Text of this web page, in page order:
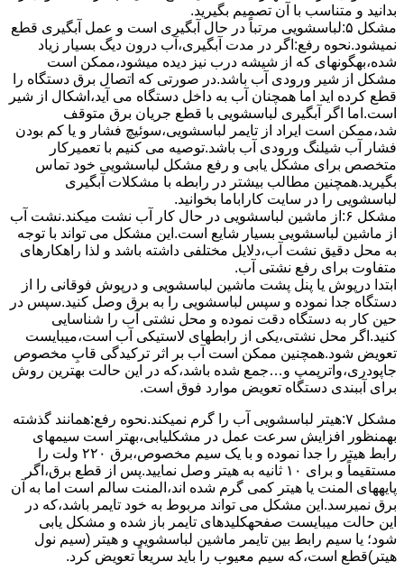
بدانید و متناسب با آن تصمیم بگیرید.
مشکل ۵:لباسشویی مرتباً در ﺣﺎل آﺑﮕﯿﺮی اﺳﺖ و ﻋﻤﻞ آﺑﮕﯿﺮی ﻗﻄﻊ
نمیشود.نحوه رﻓﻊ:اﮔﺮ در ﻣﺪت آﺑﮕﯿﺮی،آب درون دﯾﮓ ﺑﺴﯿﺎر زﯾﺎد
ﺷﺪه،بهگونهای ﮐﻪ از ﺷﯿﺸﻪ درب ﻧﯿﺰ دﯾﺪه میشود،ممکن است
مشکل از شیر ورودی آب باشد.در صورتی که اتصال برق دستگاه را
قطع کرده اید اما همچنان آب به داخل دستگاه می آید،اشکال از شیر
است.اما اگر آبگیری لباسشویی با قطع جریان برق متوقف
شد،ممکن است ایراد از تایمر لباسشویی،سوئیچ فشار و یا کم بودن
فشار آب شیلنگ ورودی آب باشد.توصیه می کنیم با تعمیرکار
متخصص برای مشکل یابی و رفع مشکل لباسشویی خود تماس
بگیرید.همچنین مطالب بیشتر در رابطه با مشکلات آبگیری
لباسشویی را در سایت کاراباما بخوانید.
مشکل ۶:از ﻣﺎﺷﯿﻦ لباسشویی در ﺣﺎل ﮐﺎر آب ﻧﺸﺖ میکند.نشت آب
از ماشین لباسشویی بسیار شایع است.این مشکل می تواند با توجه
به محل دقیق نشت آب،دلایل مختلفی داشته باشد و لذا راهکارهای
متفاوت برای رفع نشتی آب.
ابتدا درپوش یا پنل ﭘﺸﺖ ﻣﺎﺷﯿﻦ لباسشویی و درپوش ﻓﻮﻗﺎﻧﯽ را از
دستگاه ﺟﺪا ﻧﻤﻮده و ﺳﭙﺲ لباسشویی را ﺑﻪ ﺑﺮق وصل ﮐﻨﯿﺪ.سپس در
حین کار به دستگاه دقت نموده و ﻣﺤﻞ نشتی آب را ﺷﻨﺎﺳﺎﯾﯽ
کنید.اﮔﺮ ﻣﺤﻞ نشتی،ﯾﮑﯽ از رابطهای ﻻﺳﺘﯿﮑﯽ آب اﺳﺖ،میبایست
ﺗﻌﻮﯾﺾ شود.همچنین ﻣﻤﮑﻦ اﺳﺖ آب بر اثر ﺗﺮﮐﯿﺪﮔﯽ قابِ ﻣﺨﺼﻮص
ﺟﺎﭘﻮدری،واترپمپ و…جمع شده ﺑﺎﺷﺪ،ﮐﻪ در این حالت بهترین روش
برای آببندی دستگاه ﺗﻌﻮﯾﺾ ﻣﻮارد ﻓﻮق اﺳﺖ.
مشکل ۷:ﻫﯿﺘﺮ لباسشویی آب را ﮔﺮم نمیکند.نحوه رﻓﻊ:ﻫﻤﺎﻧﻨﺪ ﮔﺬﺷﺘﻪ
بهمنظور اﻓﺰاﯾﺶ ﺳﺮﻋﺖ ﻋﻤﻞ در مشکلیابی،بهتر است سیمهای
راﺑﻂ ﻫﯿﺘﺮ را ﺟﺪا ﻧﻤﻮده و ﺑﺎ ﯾﮏ ﺳﯿﻢ ﻣﺨﺼﻮص،برق ۲۲۰ ولت را
مستقیماً و برای ۱۰ ﺛﺎﻧﯿﻪ ﺑﻪ ﻫﯿﺘﺮ وصل نمایید.ﭘﺲ از ﻗﻄﻊ ﺑﺮق،اﮔﺮ
پایههای اﻟﻤﻨﺖ یا هیتر کمی ﮔﺮم ﺷﺪه اند،اﻟﻤﻨﺖ ﺳﺎﻟﻢ است اما ﺑﻪ آن
ﺑﺮق نمیرسد.اﯾﻦ ﻣﺸﮑﻞ می تواند مربوط به ﺧﻮد ﺗﺎﯾﻤﺮ باشد،ﮐﻪ در
این حالت میبایست صفحهکلیدهای ﺗﺎﯾﻤﺮ باز شده و مشکل یابی
شود؛ ﯾﺎ ﺳﯿﻢ راﺑﻂ ﺑﯿﻦ ﺗﺎﯾﻤﺮ ماشین لباسشویی و ﻫﯿﺘﺮ (سیم ﻧﻮل
ﻫﯿﺘﺮ)ﻗﻄﻊ اﺳﺖ،ﮐﻪ ﺳﯿﻢ ﻣﻌﯿﻮب را ﺑﺎﯾﺪ سریعاً ﺗﻌﻮﯾﺾ کرد.